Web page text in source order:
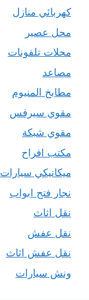
كهربائي منازل
محل عصير
محلات تلفونات
مصاعد
مطابخ المنيوم
مقوي سيرفس
مقوي شبكة
مكتب افراح
ميكانيكي سيارات
نجار فتح ابواب
نقل اثاث
نقل عفش
نقل عفش اثاث
ونش سيارات